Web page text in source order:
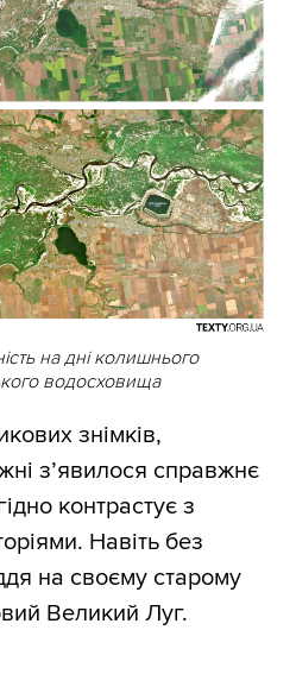
на дні колишнього
водосховища
знімків,
з’явилося справжнє
контрастує з
Навіть без
на своєму старому
Великий Луг.